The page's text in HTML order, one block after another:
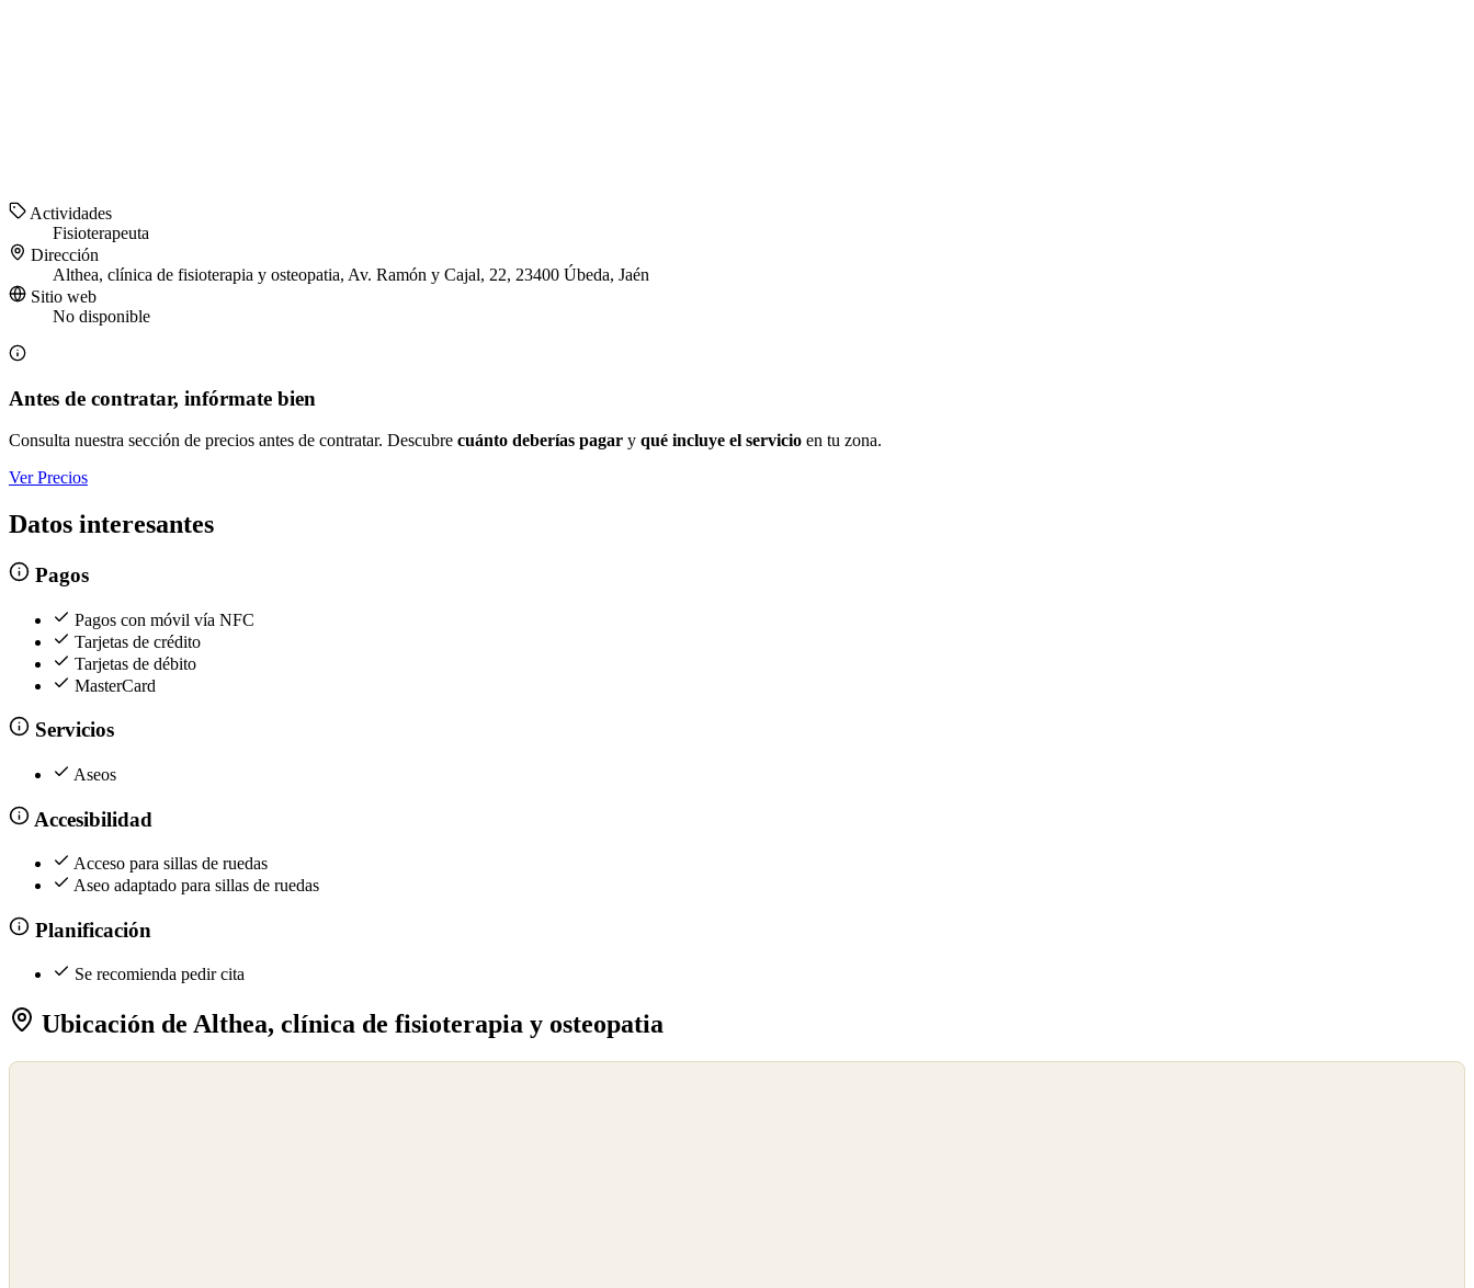
Actividades
Fisioterapeuta
Dirección
Althea, clínica de fisioterapia y osteopatia, Av. Ramón y Cajal, 22, 23400 Úbeda, Jaén
Sitio web
No disponible
Antes de contratar, infórmate bien
Consulta nuestra sección de precios antes de contratar. Descubre cuánto deberías pagar y qué incluye el servicio en tu zona.
Ver Precios
Datos interesantes
Pagos
Pagos con móvil vía NFC
Tarjetas de crédito
Tarjetas de débito
MasterCard
Servicios
Aseos
Accesibilidad
Acceso para sillas de ruedas
Aseo adaptado para sillas de ruedas
Planificación
Se recomienda pedir cita
Ubicación de Althea, clínica de fisioterapia y osteopatia